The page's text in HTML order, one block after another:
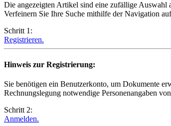
Die angezeigten Artikel sind eine zufällige Auswahl
Verfeinern Sie Ihre Suche mithilfe der Navigation
Schritt 1:
Registrieren.
Hinweis zur Registrierung:
Sie benötigen ein Benutzerkonto, um Dokumente
Rechnungslegung notwendige Personenangaben
Schritt 2:
Anmelden.